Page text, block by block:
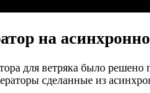
на
для ветряка было
сделанные из